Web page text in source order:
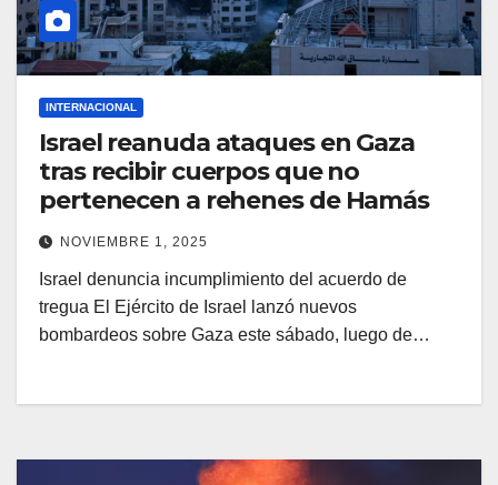
INTERNACIONAL
Israel reanuda ataques en Gaza
tras recibir cuerpos que no
pertenecen a rehenes de Hamás
NOVIEMBRE 1, 2025
Israel denuncia incumplimiento del acuerdo de
tregua El Ejército de Israel lanzó nuevos
bombardeos sobre Gaza este sábado, luego de…